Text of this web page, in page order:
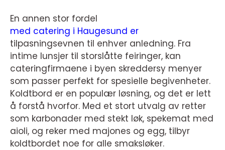
En annen stor fordel
med catering i Haugesund er
tilpasningsevnen til enhver anledning. Fra
intime lunsjer til storslåtte feiringer, kan
cateringfirmaene i byen skreddersy menyer
som passer perfekt for spesielle begivenheter.
Koldtbord er en populær løsning, og det er lett
å forstå hvorfor. Med et stort utvalg av retter
som karbonader med stekt løk, spekemat med
aioli, og reker med majones og egg, tilbyr
koldtbordet noe for alle smaksløker.